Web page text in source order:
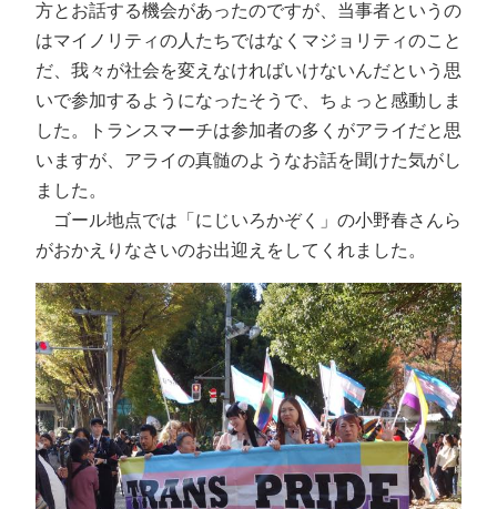
方とお話する機会があったのですが、当事者というの
はマイノリティの人たちではなくマジョリティのこと
だ、我々が社会を変えなければいけないんだという思
いで参加するようになったそうで、ちょっと感動しま
した。トランスマーチは参加者の多くがアライだと思
いますが、アライの真髄のようなお話を聞けた気がし
ました。
ゴール地点では「にじいろかぞく」の小野春さんら
がおかえりなさいのお出迎えをしてくれました。